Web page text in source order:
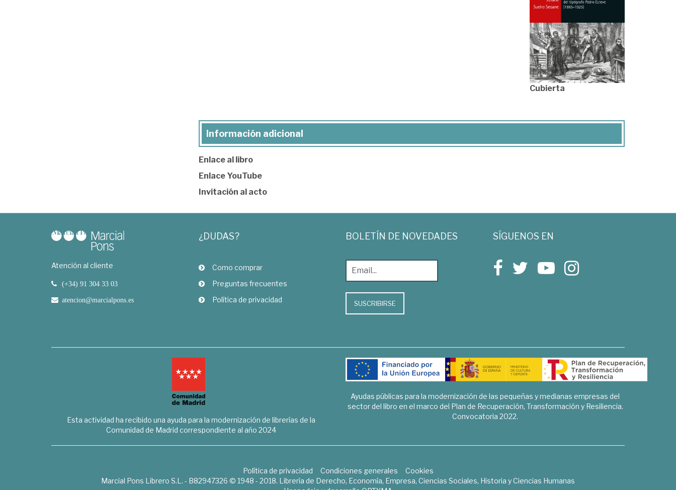
Cubierta
Información adicional
Enlace al libro
Enlace YouTube
Invitación al acto
Atención al cliente
(+34) 91 304 33 03
atencion@marcialpons.es
¿DUDAS?
Como comprar
Preguntas frecuentes
Política de privacidad
BOLETÍN DE NOVEDADES
SUSCRIBIRSE
SÍGUENOS EN
Esta actividad ha recibido una ayuda para la modernización de librerías de la
Comunidad de Madrid correspondiente al año 2024
Ayudas públicas para la modernización de las pequeñas y medianas empresas del
sector del libro en el marco del Plan de Recuperación, Transformación y Resiliencia.
Convocatoria 2022.
Política de privacidad Condiciones generales
Cookies
Marcial Pons Librero S.L. - B82947326 © 1948 - 2018. Librería de Derecho, Economía, Empresa, Ciencias Sociales, Historia y Ciencias Humanas